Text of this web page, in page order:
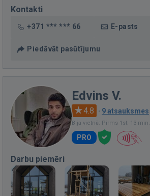
Kontakti
+371 *** *** 66 E-pasts
Piedāvāt pasūtījumu
Edvins V.
4.8 · 9 atsauksmes
Bija vietnē: Pirms 1st. 13 min.
PRO
Darbu piemēri